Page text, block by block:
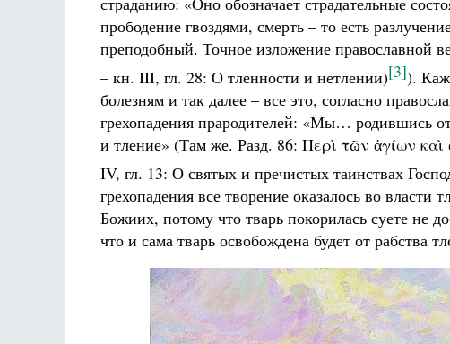
прободение гвоздями, смерть – то есть
преподобный. Точное изложение православной
– кн. III, гл. 28: О тленности и нетлении)[3]).
болезням и так далее – все это, согласно
грехопадения прародителей: «Мы… родившись
и тление» (Там же. Разд. 86: Περὶ τῶν ἁγίων
IV, гл. 13: О святых и пречистых таинствах
грехопадения все творение оказалось во
Божиих, потому что тварь покорилась суете не
что и сама тварь освобождена будет от